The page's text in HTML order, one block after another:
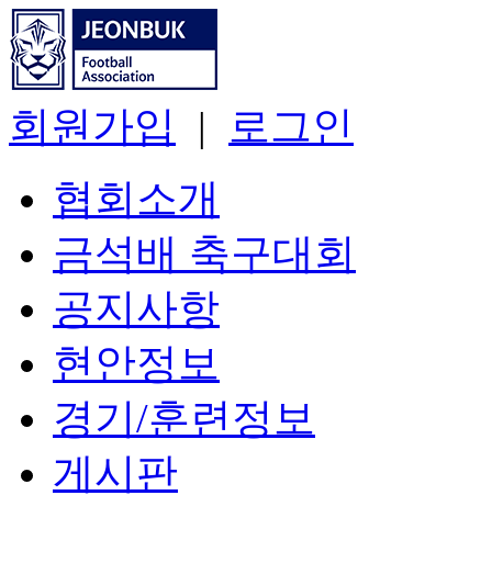
회원가입 | 로그인
협회소개
금석배 축구대회
공지사항
현안정보
경기/훈련정보
게시판